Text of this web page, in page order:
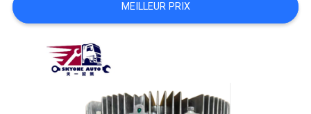
CITATION
MEILLEUR PRIX